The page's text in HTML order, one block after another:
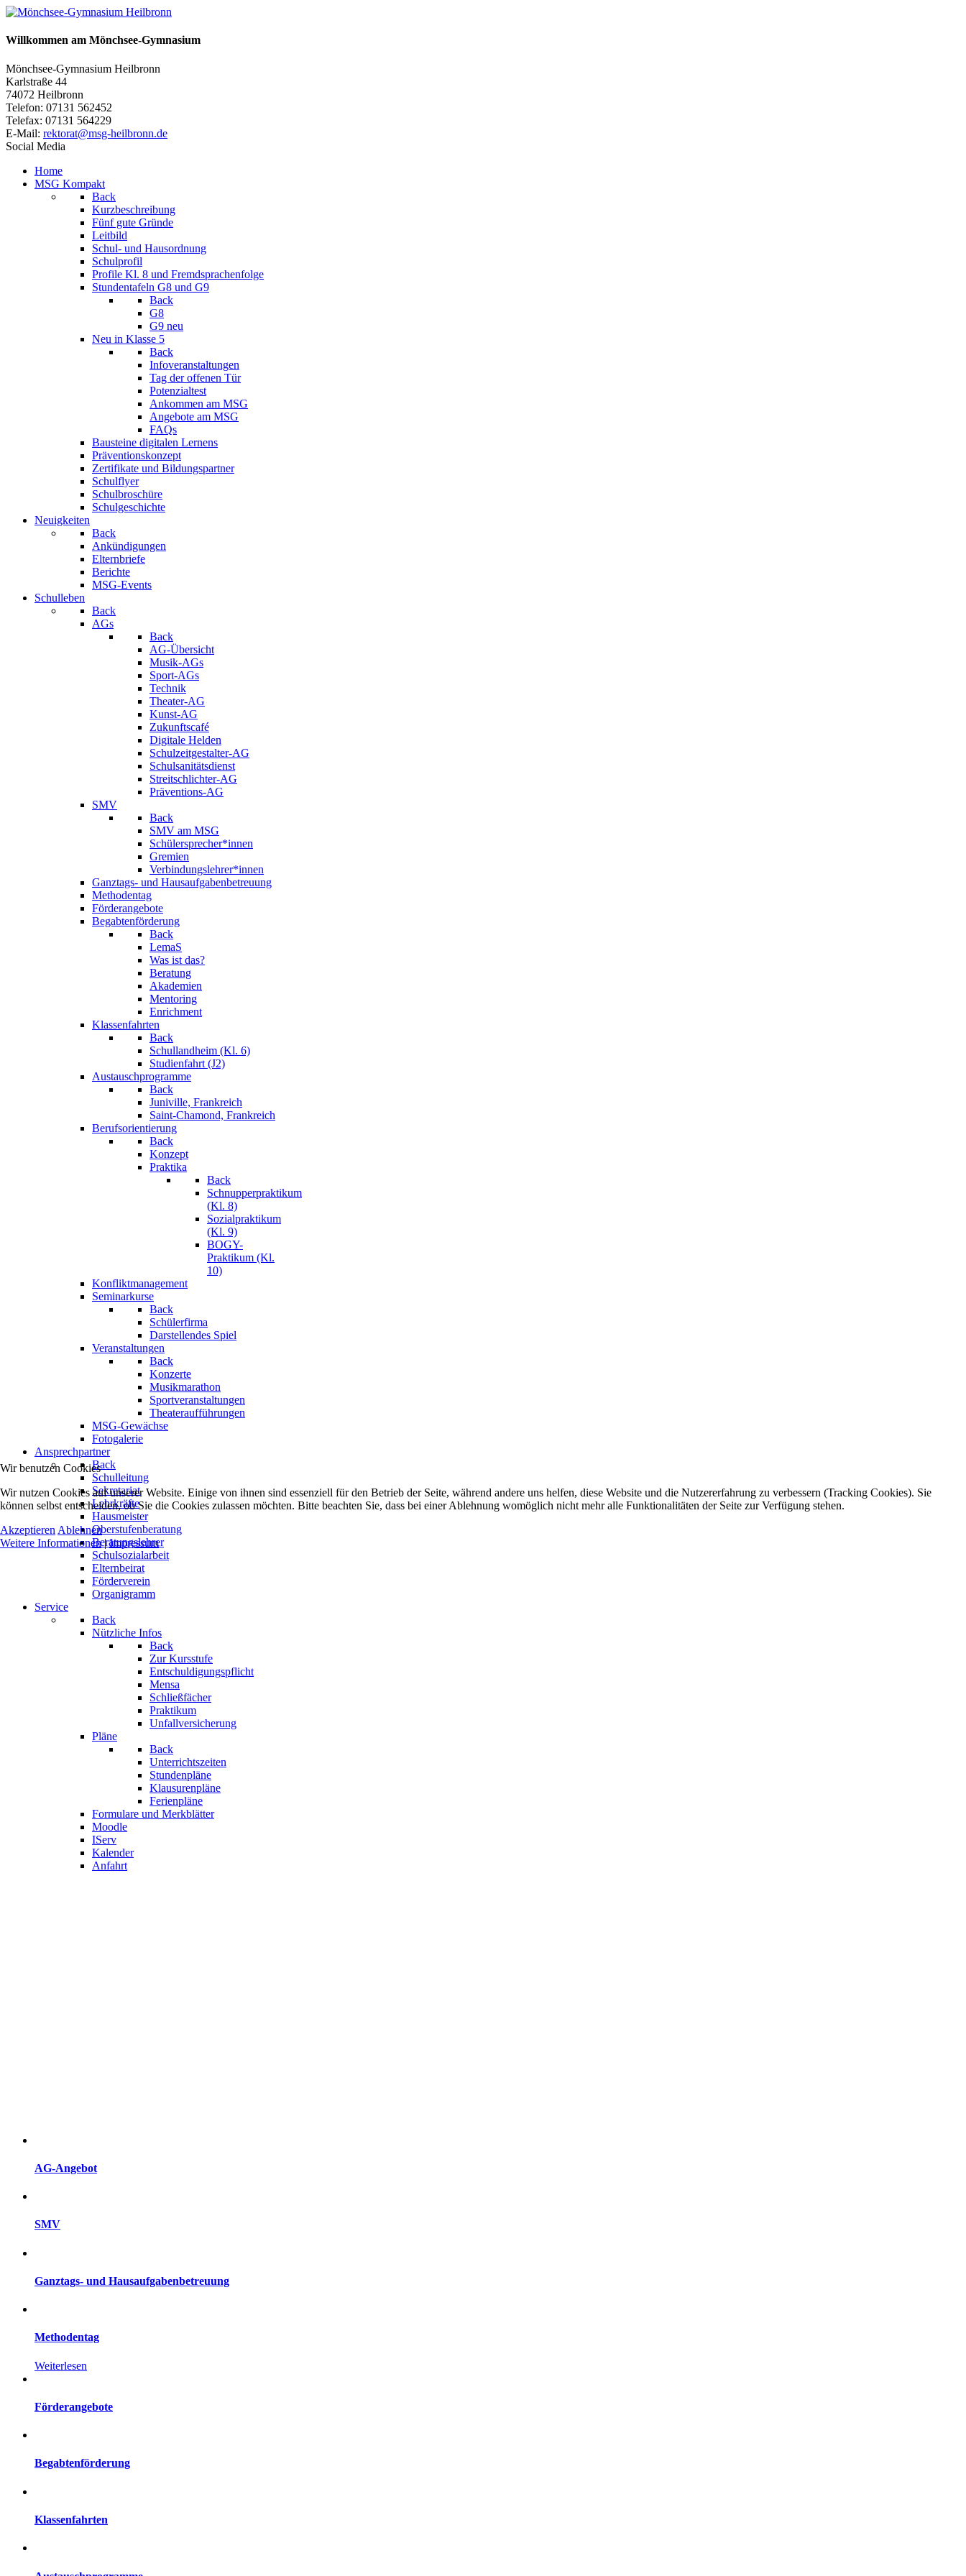
Willkommen am Mönchsee-Gymnasium
Mönchsee-Gymnasium Heilbronn
Karlstraße 44
74072 Heilbronn
Telefon: 07131 562452
Telefax: 07131 564229
E-Mail: rektorat@msg-heilbronn.de
Social Media
Home
MSG Kompakt
Back
Kurzbeschreibung
Fünf gute Gründe
Leitbild
Schul- und Hausordnung
Schulprofil
Profile Kl. 8 und Fremdsprachenfolge
Stundentafeln G8 und G9
Back
G8
G9 neu
Neu in Klasse 5
Back
Infoveranstaltungen
Tag der offenen Tür
Potenzialtest
Ankommen am MSG
Angebote am MSG
FAQs
Bausteine digitalen Lernens
Präventionskonzept
Zertifikate und Bildungspartner
Schulflyer
Schulbroschüre
Schulgeschichte
Neuigkeiten
Back
Ankündigungen
Elternbriefe
Berichte
MSG-Events
Schulleben
Back
AGs
Back
AG-Übersicht
Musik-AGs
Sport-AGs
Technik
Theater-AG
Kunst-AG
Zukunftscafé
Digitale Helden
Schulzeitgestalter-AG
Schulsanitätsdienst
Streitschlichter-AG
Präventions-AG
SMV
Back
SMV am MSG
Schülersprecher*innen
Gremien
Verbindungslehrer*innen
Ganztags- und Hausaufgabenbetreuung
Methodentag
Förderangebote
Begabtenförderung
Back
LemaS
Was ist das?
Beratung
Akademien
Mentoring
Enrichment
Klassenfahrten
Back
Schullandheim (Kl. 6)
Studienfahrt (J2)
Austauschprogramme
Back
Juniville, Frankreich
Saint-Chamond, Frankreich
Berufsorientierung
Back
Konzept
Praktika
Back
Schnupperpraktikum
(Kl. 8)
Sozialpraktikum
(Kl. 9)
BOGY-
Praktikum (Kl.
10)
Konfliktmanagement
Seminarkurse
Back
Schülerfirma
Darstellendes Spiel
Veranstaltungen
Back
Konzerte
Musikmarathon
Sportveranstaltungen
Theateraufführungen
MSG-Gewächse
Fotogalerie
Ansprechpartner
Back
Schulleitung
Sekretariat
Lehrkräfte
Hausmeister
Oberstufenberatung
Beratungslehrer
Schulsozialarbeit
Elternbeirat
Förderverein
Organigramm
Service
Back
Nützliche Infos
Back
Zur Kursstufe
Entschuldigungspflicht
Mensa
Schließfächer
Praktikum
Unfallversicherung
Pläne
Back
Unterrichtszeiten
Stundenpläne
Klausurenpläne
Ferienpläne
Formulare und Merkblätter
Moodle
IServ
Kalender
Anfahrt
AG-Angebot
SMV
Ganztags- und Hausaufgabenbetreuung
Methodentag
Weiterlesen
Förderangebote
Begabtenförderung
Klassenfahrten
Wir benutzen Cookies
Wir nutzen Cookies auf unserer Website. Einige von ihnen sind essenziell für den Betrieb der Seite, während andere uns helfen, diese Website und die Nutzererfahrung zu verbessern (Tracking Cookies). Sie
können selbst entscheiden, ob Sie die Cookies zulassen möchten. Bitte beachten Sie, dass bei einer Ablehnung womöglich nicht mehr alle Funktionalitäten der Seite zur Verfügung stehen.
Akzeptieren Ablehnen
Weitere Informationen|Impressum